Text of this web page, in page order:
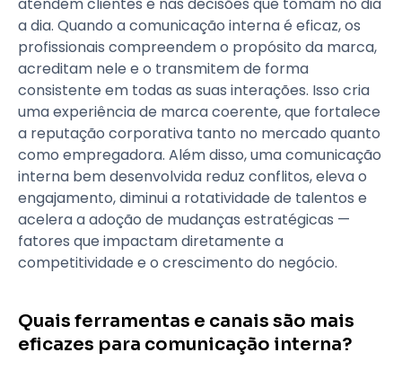
a dia. Quando a comunicação interna é eficaz, os
profissionais compreendem o propósito da marca,
acreditam nele e o transmitem de forma
consistente em todas as suas interações. Isso cria
uma experiência de marca coerente, que fortalece
a reputação corporativa tanto no mercado quanto
como empregadora. Além disso, uma comunicação
interna bem desenvolvida reduz conflitos, eleva o
engajamento, diminui a rotatividade de talentos e
acelera a adoção de mudanças estratégicas —
fatores que impactam diretamente a
competitividade e o crescimento do negócio.
Quais ferramentas e canais são mais
eficazes para comunicação interna?